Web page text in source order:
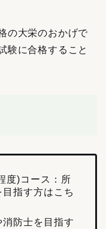
の大栄のおかげで
験に合格すること
度)コース：所
指す方はこち
防士を目指す